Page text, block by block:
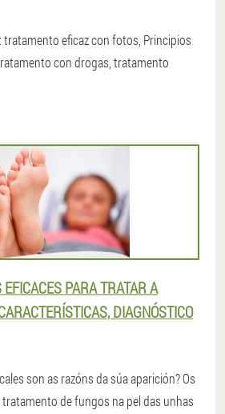
tratamento eficaz con fotos, Principios
con drogas, tratamento
PARA TRATAR A
DIAGNÓSTICO
son as razóns da súa aparición? Os
de fungos na pel das unhas